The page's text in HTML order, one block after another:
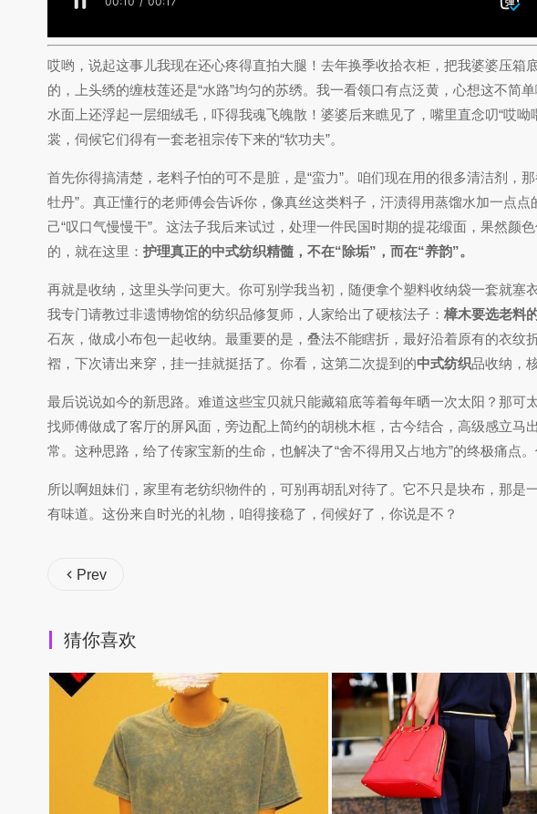
哎哟，说起这事儿我现在还心疼得直拍大腿！去年换季收拾衣柜，把我婆婆压
的，上头绣的缠枝莲还是“水路”均匀的苏绣。我一看领口有点泛黄，心想这不简
水面上还浮起一层细绒毛，吓得我魂飞魄散！婆婆后来瞧见了，嘴里直念叨“哎
裳，伺候它们得有一套老祖宗传下来的“软功夫”。
首先你得搞清楚，老料子怕的可不是脏，是“蛮力”。咱们现在用的很多清洁剂，
牡丹”。真正懂行的老师傅会告诉你，像真丝这类料子，汗渍得用蒸馏水加一点
己“叹口气慢慢干”。这法子我后来试过，处理一件民国时期的提花缎面，果然颜
的，就在这里： 护理真正的中式纺织精髓，不在“除垢”，而在“养韵”。
再就是收纳，这里头学问更大。你可别学我当初，随便拿个塑料收纳袋一套就塞
我专门请教过非遗博物馆的纺织品修复师，人家给出了硬核法子： 樟木要选老料
石灰，做成小布包一起收纳。最重要的是，叠法不能瞎折，最好沿着原有的衣
褶，下次请出来穿，挂一挂就挺括了。你看，这第二次提到的中式纺织品收纳，
最后说说如今的新思路。难道这些宝贝就只能藏箱底等着每年晒一次太阳？那可
找师傅做成了客厅的屏风面，旁边配上简约的胡桃木框，古今结合，高级感立
常。这种思路，给了传家宝新的生命，也解决了“舍不得用又占地方”的终极痛点
所以啊姐妹们，家里有老纺织物件的，可别再胡乱对待了。它不只是块布，那
有味道。这份来自时光的礼物，咱得接稳了，伺候好了，你说是不？
Prev
猜你喜欢